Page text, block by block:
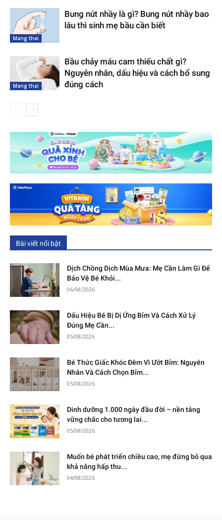
Mang thai
Bung nút nhầy là gì? Bung nút nhầy bao
lâu thì sinh mẹ bầu cần biết
Mang thai
Bầu chảy máu cam thiếu chất gì?
Nguyên nhân, dấu hiệu và cách bổ sung
đúng cách
Bài viết nổi bật
Dịch Chồng Dịch Mùa Mưa: Mẹ Cần Làm Gì Để
Bảo Vệ Bé Khỏi...
06/08/2026
Dấu Hiệu Bé Bị Dị Ứng Bỉm Và Cách Xử Lý
Đúng Mẹ Cần...
05/08/2026
Bé Thức Giấc Khóc Đêm Vì Ướt Bỉm: Nguyên
Nhân Và Cách Chọn Bỉm...
05/08/2026
Dinh dưỡng 1.000 ngày đầu đời – nền tảng
vững chắc cho tương lai...
05/08/2026
Muốn bé phát triển chiều cao, mẹ đừng bỏ qua
khả năng hấp thu...
04/08/2026